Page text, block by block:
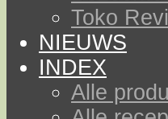
Toko
NIEUWS
INDEX
Alle